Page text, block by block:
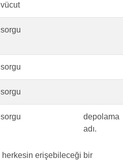
vücut
sorgu
sorgu
sorgu
sorgu
depolama
adı.
herkesin erişebileceği bir